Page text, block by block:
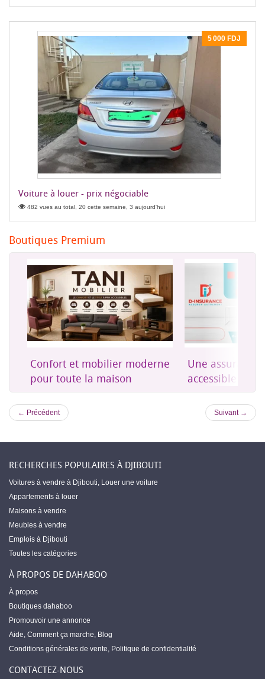
5 000 FDJ
Voiture à louer - prix négociable
482 vues au total, 20 cette semaine, 3 aujourd'hui
Boutiques Premium
Confort et mobilier moderne
pour toute la maison
Une
accessible à
← Précédent Suivant →
RECHERCHES POPULAIRES À DJIBOUTI
Voitures à vendre à Djibouti, Louer une voiture
Appartements à louer
Maisons à vendre
Meubles à vendre
Emplois à Djibouti
Toutes les catégories
À PROPOS DE DAHABOO
À propos
Boutiques dahaboo
Promouvoir une annonce
Aide, Comment ça marche, Blog
Conditions générales de vente, Politique de confidentialité
CONTACTEZ-NOUS